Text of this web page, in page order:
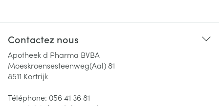
Contactez nous
Apotheek d Pharma BVBA
Moeskroensesteenweg(Aal) 81
8511 Kortrijk
Téléphone: 056 41 36 81